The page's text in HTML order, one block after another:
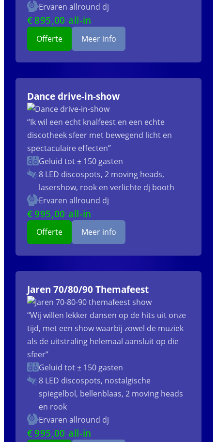
Ervaren allround dj
€895,00 all-in
Offerte Meer info
Dance drive-in-show
“Ik wil een echt knalfeest en een echte
discotheek sfeer met bewegend licht en
spectaculaire effecten”
Geluid tot ± 150 gasten
8 LED discospots, 2 moving heads,
lasershow, rook en verlichte dj booth
Ervaren allround dj
€995,00 all-in
Offerte Meer info
Jaren 70/80/90 Themafeest
“Wij willen lekker dansen op de hits uit onze
tijd, met een show waarbij zowel de muziek
als de uitstraling helemaal aansluit op die
sfeer”
Geluid tot ± 150 gasten
8 LED discospots, nostalgische
spiegelbol, bellenblaas, 2 moving heads
en rook
Ervaren allround dj
€995,00 all-in